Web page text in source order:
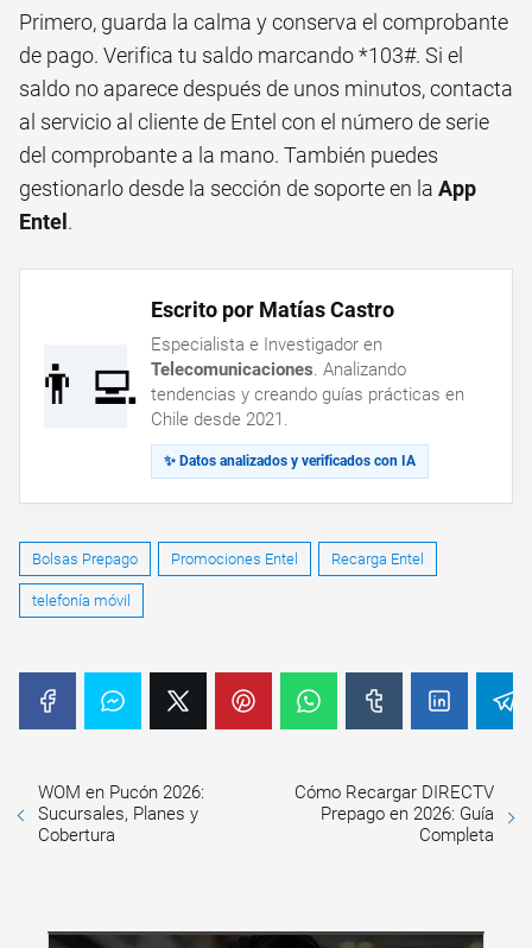
Primero, guarda la calma y conserva el comprobante
de pago. Verifica tu saldo marcando *103#. Si el
saldo no aparece después de unos minutos, contacta
al servicio al cliente de Entel con el número de serie
del comprobante a la mano. También puedes
gestionarlo desde la sección de soporte en la App
Entel.
👨‍💻
Escrito por Matías Castro
Especialista e Investigador en
Telecomunicaciones. Analizando
tendencias y creando guías prácticas en
Chile desde 2021.
✨ Datos analizados y verificados con IA
Bolsas Prepago Promociones Entel Recarga Entel
telefonía móvil
WOM en Pucón 2026:
Sucursales, Planes y
Cobertura
Cómo Recargar DIRECTV
Prepago en 2026: Guía
Completa